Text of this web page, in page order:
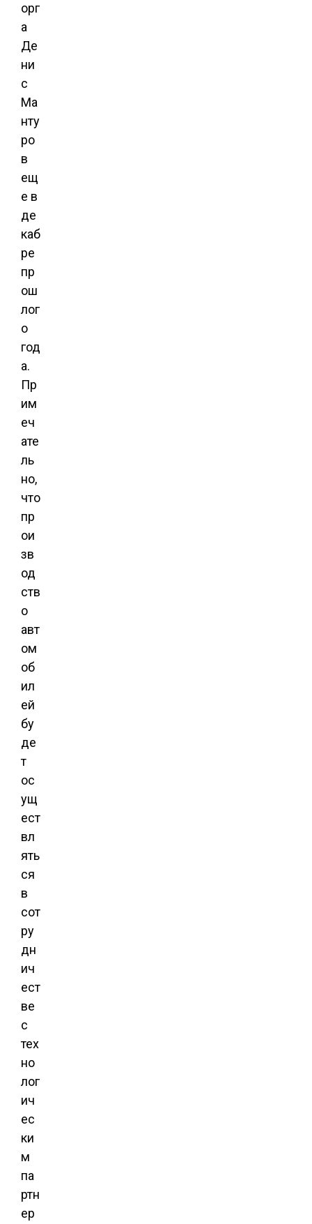
орг
а
Де
ни
с
Ма
нту
ро
в
ещ
е в
де
каб
ре
пр
ош
лог
о
год
а.
Пр
им
еч
ате
ль
но,
что
пр
ои
зв
од
ств
о
авт
ом
об
ил
ей
бу
де
т
ос
ущ
ест
вл
ять
ся
в
сот
ру
дн
ич
ест
ве
с
тех
но
лог
ич
ес
ки
м
па
ртн
ер